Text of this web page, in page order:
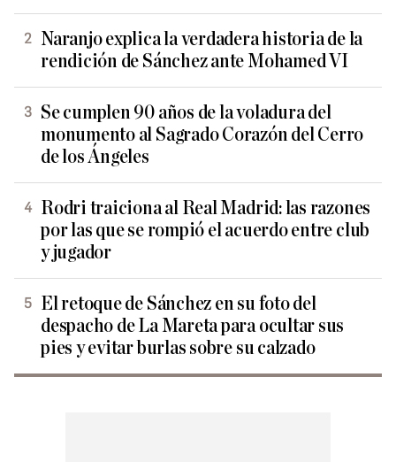
Naranjo explica la verdadera historia de la
rendición de Sánchez ante Mohamed VI
Se cumplen 90 años de la voladura del
monumento al Sagrado Corazón del Cerro
de los Ángeles
Rodri traiciona al Real Madrid: las razones
por las que se rompió el acuerdo entre club
y jugador
El retoque de Sánchez en su foto del
despacho de La Mareta para ocultar sus
pies y evitar burlas sobre su calzado